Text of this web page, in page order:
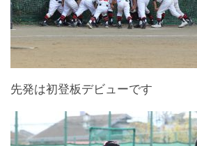
先発は初登板デビューです